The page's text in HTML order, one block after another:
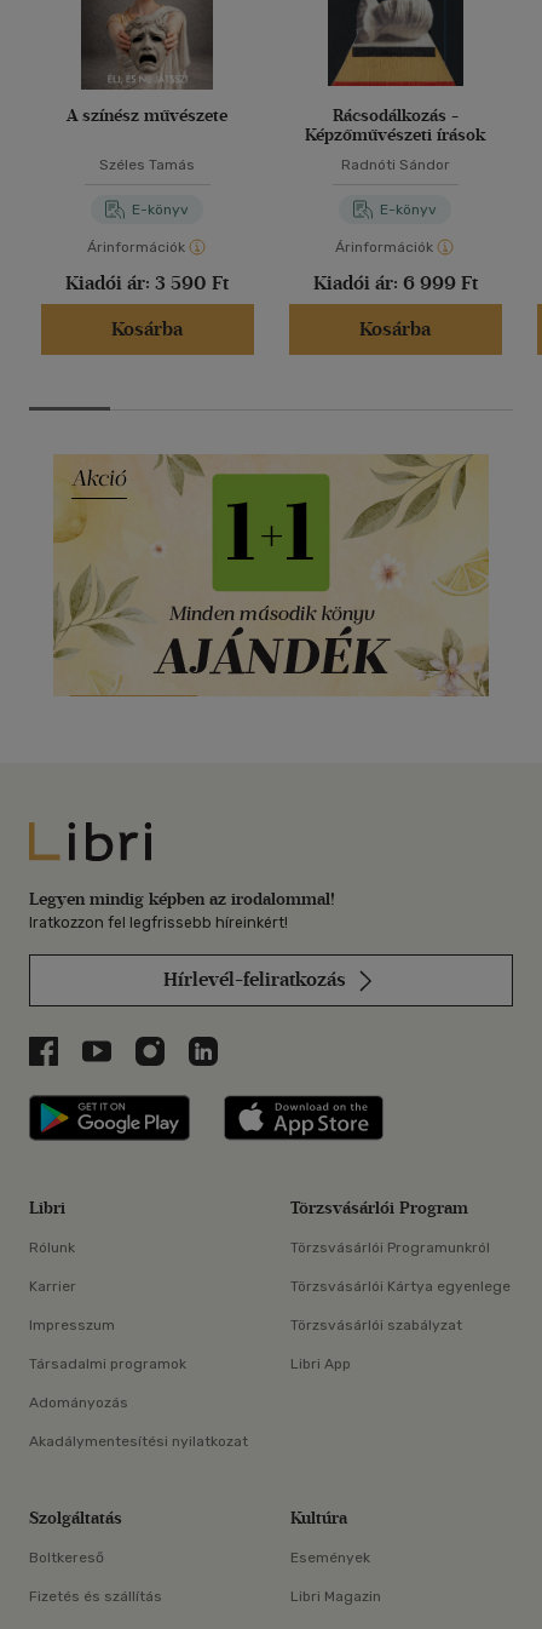
A színész művészete
Széles Tamás
E-könyv
Árinformációk
Kiadói ár: 3 590 Ft
Kosárba
Rácsodálkozás -
Képzőművészeti írások
Radnóti Sándor
E-könyv
Árinformációk
Kiadói ár: 6 999 Ft
Kosárba
Libri
Legyen mindig képben az irodalommal!
Iratkozzon fel legfrissebb híreinkért!
Hírlevél-feliratkozás
Libri a Facebookon
Libri a Youtube-on
Libri az Instagramon
Libri a LinkedInen
Libri applikáció Szerezd meg: Google
Libri
Rólunk
Karrier
Impresszum
Társadalmi programok
Adományozás
Akadálymentesítési nyilatkozat
Törzsvásárlói Program
Törzsvásárlói Programunkról
Törzsvásárlói Kártya egyenlege
Törzsvásárlói szabályzat
Libri App
Szolgáltatás
Boltkereső
Fizetés és szállítás
Kultúra
Események
Libri Magazin